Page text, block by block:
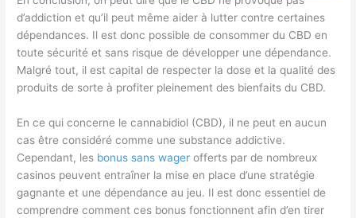
d’addiction et qu’il peut même aider à lutter contre certaines
dépendances. Il est donc possible de consommer du CBD en
toute sécurité et sans risque de développer une dépendance.
Malgré tout, il est capital de respecter la dose et la qualité des
produits de sorte à profiter pleinement des bienfaits du CBD.
En ce qui concerne le cannabidiol (CBD), il ne peut en aucun
cas être considéré comme une substance addictive.
Cependant, les bonus sans wager offerts par de nombreux
casinos peuvent entraîner la mise en place d’une stratégie
gagnante et une dépendance au jeu. Il est donc essentiel de
comprendre comment ces bonus fonctionnent afin d’en tirer